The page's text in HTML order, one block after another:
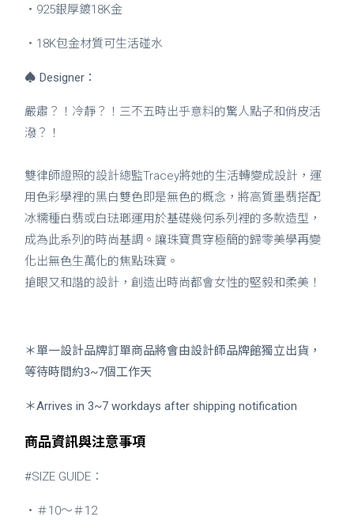
・925銀厚鍍18K金
・18K包金材質可生活碰水
♠ Designer：
嚴肅？！冷靜？！三不五時出乎意料的驚人點子和俏皮活
潑？！
雙律師證照的設計總監Tracey將她的生活轉變成設計，運
用色彩學裡的黑白雙色即是無色的概念，將高質墨翡搭配
冰糯種白翡或白琺瑯運用於基礎幾何系列裡的多款造型，
成為此系列的時尚基調。讓珠寶貫穿極簡的歸零美學再變
化出無色生萬化的焦點珠寶。
搶眼又和諧的設計，創造出時尚都會女性的堅毅和柔美！
＊單一設計品牌訂單商品將會由設計師品牌館獨立出貨，
等待時間約3~7個工作天
＊Arrives in 3~7 workdays after shipping notification
商品資訊與注意事項
#SIZE GUIDE：
・＃10～＃12